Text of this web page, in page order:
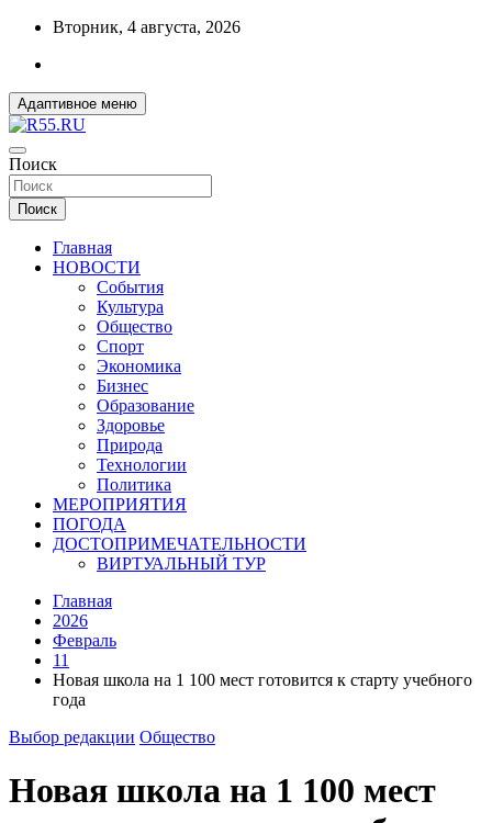
Перейти
содержимому
Вторник, 4 августа, 2026
Адаптивное меню
R55.RU
ДОБРЫЕ ВЕСТИ ИЗ ОМСКА
Поиск
Поиск
Главная
НОВОСТИ
События
Культура
Общество
Спорт
Экономика
Бизнес
Образование
Здоровье
Природа
Технологии
Политика
МЕРОПРИЯТИЯ
ПОГОДА
ДОСТОПРИМЕЧАТЕЛЬНОСТИ
ВИРТУАЛЬНЫЙ ТУР
Главная
2026
Февраль
11
Новая школа на 1 100 мест готовится к старту учебного
года
Выбор редакции Общество
Новая школа на 1 100 мест